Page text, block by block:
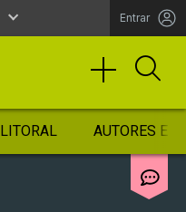
Entrar
LITORAL AUTORES